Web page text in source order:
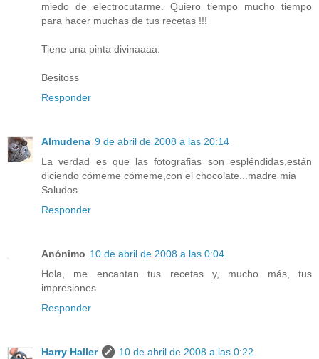
miedo de electrocutarme. Quiero tiempo mucho tiempo
para hacer muchas de tus recetas !!!
Tiene una pinta divinaaaa.
Besitoss
Responder
Almudena 9 de abril de 2008 a las 20:14
La verdad es que las fotografias son espléndidas,están
diciendo cómeme cómeme,con el chocolate...madre mia
Saludos
Responder
Anónimo 10 de abril de 2008 a las 0:04
Hola, me encantan tus recetas y, mucho más, tus
impresiones
Responder
Harry Haller
10 de abril de 2008 a las 0:22